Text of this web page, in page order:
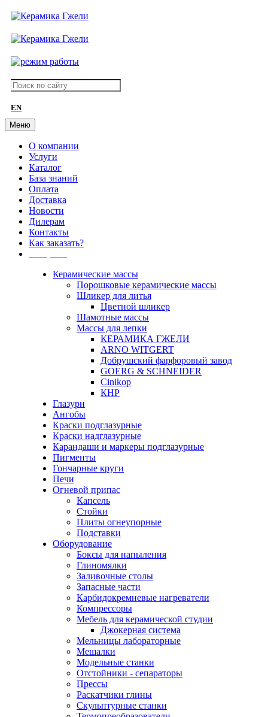
EN
Меню
О компании
Услуги
Каталог
База знаний
Оплата
Доставка
Новости
Дилерам
Контакты
Как заказать?
Керамические массы
Порошковые керамические массы
Шликер для литья
Цветной шликер
Шамотные массы
Массы для лепки
КЕРАМИКА ГЖЕЛИ
ARNO WITGERT
Добрушский фарфоровый завод
GOERG & SCHNEIDER
Cinikop
КНР
Глазури
Ангобы
Краски подглазурные
Краски надглазурные
Карандаши и маркеры подглазурные
Пигменты
Гончарные круги
Печи
Огневой припас
Капсель
Стойки
Плиты огнеупорные
Подставки
Оборудование
Боксы для напыления
Глиномялки
Заливочные столы
Запасные части
Карбидокремневые нагреватели
Компрессоры
Мебель для керамической студии
Джокерная система
Мельницы лабораторные
Мешалки
Модельные станки
Отстойники - сепараторы
Прессы
Раскатчики глины
Скульптурные станки